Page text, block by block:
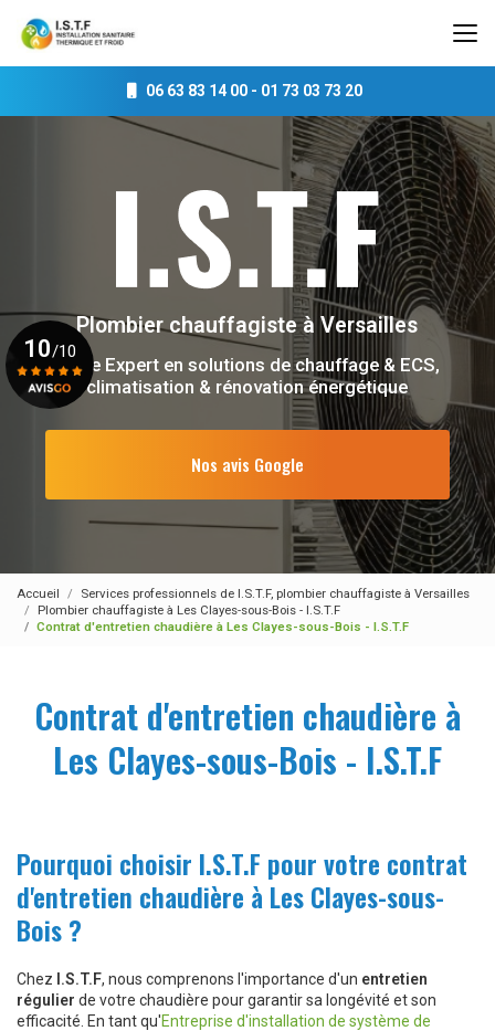
contenu
06 63 83 14 00- 01 73 03 73 20
Plombier chauffagisteà Versailles
Votre Expert en solutions de chauffage & ECS,
climatisation & rénovation énergétique
Nos avis Google
10/10
Accueil
Services professionnels de I.S.T.F, plombier chauffagiste à Versailles
Plombier chauffagiste à Les Clayes-sous-Bois - I.S.T.F
Contrat d'entretien chaudière à Les Clayes-sous-Bois - I.S.T.F
Contrat d'entretien chaudière à
Les Clayes-sous-Bois - I.S.T.F
Pourquoi choisir I.S.T.F pour votre contrat
d'entretien chaudière à Les Clayes-sous-
Bois ?
Chez I.S.T.F, nous comprenons l'importance d'un entretien
régulier de votre chaudière pour garantir sa longévité et son
efficacité. En tant qu'Entreprise d'installation de système de